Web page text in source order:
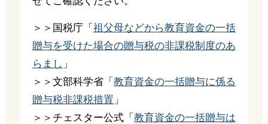
＞＞国税庁「 祖父母などから教育資金の一括
贈与を受けた場合の贈与税の非課税制度のあ
らまし 」
＞＞文部科学省「 教育資金の一括贈与に係る
贈与税非課税措置 」
＞＞チェスター公式「 教育資金の一括贈与は